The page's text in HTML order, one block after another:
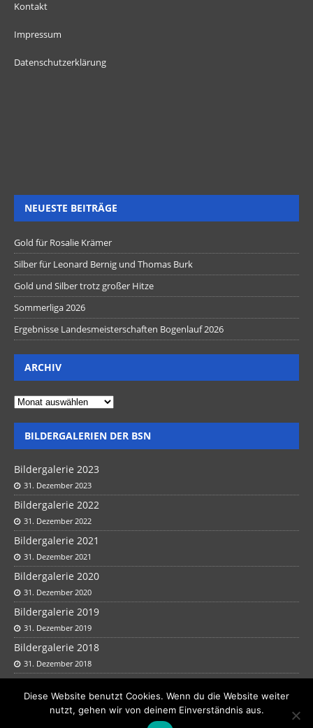
Kontakt
Impressum
Datenschutzerklärung
NEUESTE BEITRÄGE
Gold für Rosalie Krämer
Silber für Leonard Bernig und Thomas Burk
Gold und Silber trotz großer Hitze
Sommerliga 2026
Ergebnisse Landesmeisterschaften Bogenlauf 2026
ARCHIV
BILDERGALERIEN DER BSN
Bildergalerie 2023
31. Dezember 2023
Bildergalerie 2022
31. Dezember 2022
Bildergalerie 2021
31. Dezember 2021
Bildergalerie 2020
31. Dezember 2020
Bildergalerie 2019
31. Dezember 2019
Bildergalerie 2018
31. Dezember 2018
Bildergalerie 2017
31. Dezember 2017
Diese Website benutzt Cookies. Wenn du die Website weiter
nutzt, gehen wir von deinem Einverständnis aus.